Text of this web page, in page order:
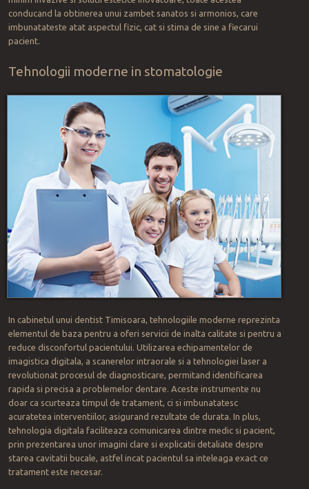
conducand la obtinerea unui zambet sanatos si armonios, care
imbunatateste atat aspectul fizic, cat si stima de sine a fiecarui
pacient.
Tehnologii moderne in stomatologie
In cabinetul unui dentist Timisoara, tehnologiile moderne reprezinta
elementul de baza pentru a oferi servicii de inalta calitate si pentru a
reduce disconfortul pacientului. Utilizarea echipamentelor de
imagistica digitala, a scanerelor intraorale si a tehnologiei laser a
revolutionat procesul de diagnosticare, permitand identificarea
rapida si precisa a problemelor dentare. Aceste instrumente nu
doar ca scurteaza timpul de tratament, ci si imbunatatesc
acuratetea interventiilor, asigurand rezultate de durata. In plus,
tehnologia digitala faciliteaza comunicarea dintre medic si pacient,
prin prezentarea unor imagini clare si explicatii detaliate despre
starea cavitatii bucale, astfel incat pacientul sa inteleaga exact ce
tratament este necesar.